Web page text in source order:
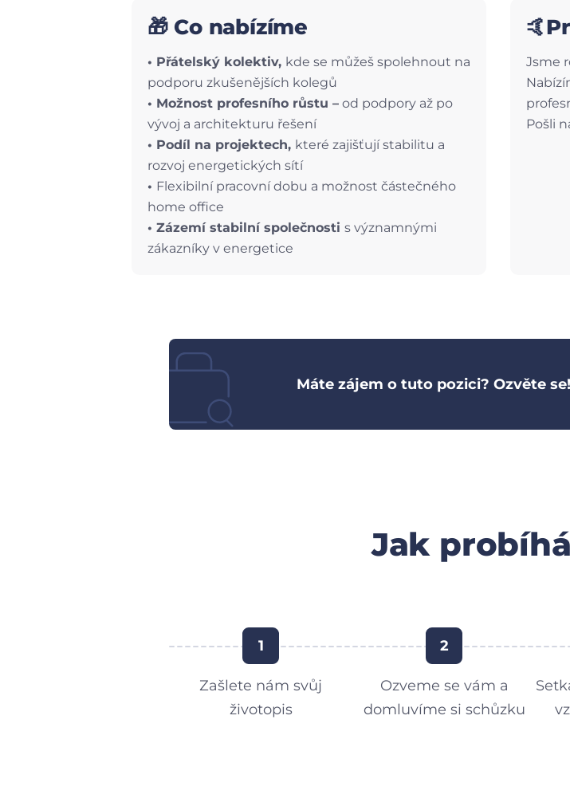
🎁 Co nabízíme
• Přátelský kolektiv, kde se můžeš spolehnout na
podporu zkušenějších kolegů
• Možnost profesního růstu –od podpory až po
vývoj a architekturu řešení
• Podíl na projektech, které zajišťují stabilitu a
rozvoj energetických sítí
• Flexibilní pracovní dobu a možnost částečného
home office
• Zázemí stabilní společnosti s významnými
zákazníky v energetice
Jsme
Pošli
Máte zájem o tuto pozici? Ozvěte se!
Jak
1
Zašlete nám svůj
životopis
2
Ozveme se vám a
domluvíme si schůzku